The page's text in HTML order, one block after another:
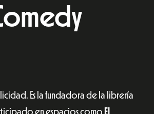
Es la fundadora de la librería
en espacios como El